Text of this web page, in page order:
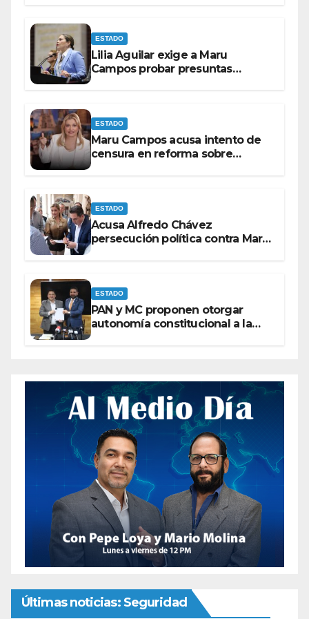
ESTADO
Lilia Aguilar exige a Maru
Campos probar presuntas
ESTADO
Maru Campos acusa intento de
censura en reforma sobre
ESTADO
Acusa Alfredo Chávez
persecución política contra Maru
ESTADO
PAN y MC proponen otorgar
autonomía constitucional a la
Últimas noticias: Seguridad